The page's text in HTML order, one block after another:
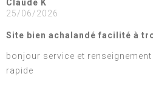
Claude K
25/06/2026
Site bien achalandé facilité à
bonjour service et
rapide